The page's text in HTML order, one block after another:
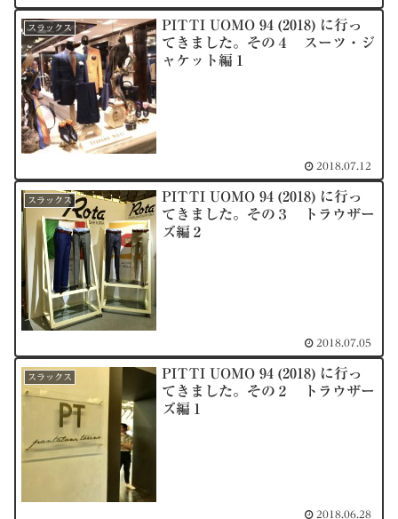
スラックス
PITTI UOMO 94 (2018) に行っ
てきました。その４ スーツ・ジ
ャケット編１
2018.07.12
スラックス
PITTI UOMO 94 (2018) に行っ
てきました。その３ トラウザー
ズ編２
2018.07.05
スラックス
PITTI UOMO 94 (2018) に行っ
てきました。その２ トラウザー
ズ編１
2018.06.28